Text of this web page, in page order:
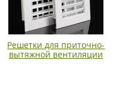
Решетки для приточно-
вытяжной вентиляции